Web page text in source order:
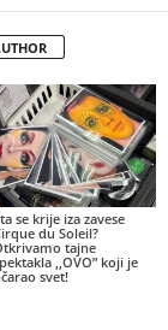
se krije iza zavese
du Soleil?
tajne
,,OVO” koji je
svet!